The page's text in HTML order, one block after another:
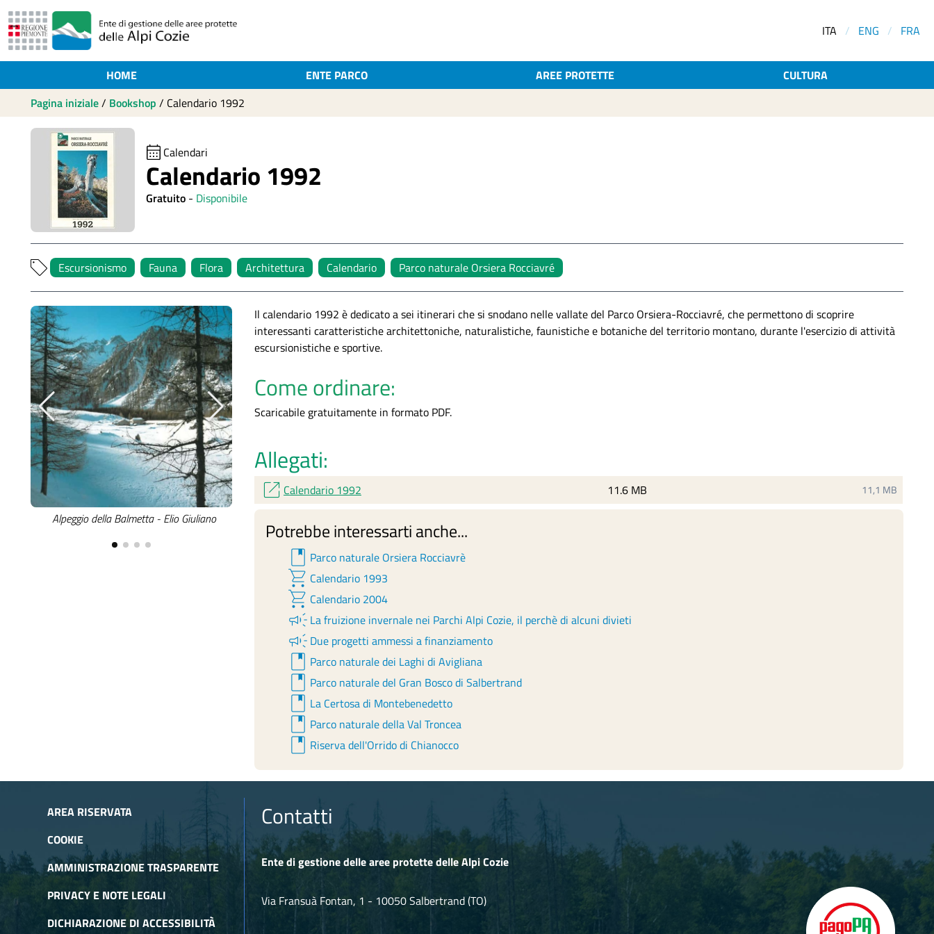
ITA / ENG / FRA
HOME ENTE PARCO AREE PROTETTE
CULTURA
Pagina iniziale/ Bookshop / Calendario 1992
Calendari
Calendario 1992
Gratuito - Disponibile
Escursionismo Fauna Flora Architettura Calendario Parco naturale Orsiera Rocciavré
Alpeggio della Balmetta - Elio Giuliano
Il calendario 1992 è dedicato a sei itinerari che si snodano nelle vallate del Parco Orsiera-Rocciavré, che permettono di scoprire
interessanti caratteristiche architettoniche, naturalistiche, faunistiche e botaniche del territorio montano, durante l'esercizio di attività
escursionistiche e sportive.
Come ordinare:
Scaricabile gratuitamente in formato PDF.
Allegati:
open_in_new Calendario 1992 11.6 MB 11,1 MB
Potrebbe interessarti anche...
book Parco naturale Orsiera Rocciavrè
shopping_cart Calendario 1993
shopping_cart Calendario 2004
campaign La fruizione invernale nei Parchi Alpi Cozie, il perchè di alcuni divieti
campaign Due progetti ammessi a finanziamento
book Parco naturale dei Laghi di Avigliana
book Parco naturale del Gran Bosco di Salbertrand
book La Certosa di Montebenedetto
book Parco naturale della Val Troncea
book Riserva dell'Orrido di Chianocco
AREA RISERVATA
COOKIE
AMMINISTRAZIONE TRASPARENTE
PRIVACY E NOTE LEGALI
DICHIARAZIONE DI ACCESSIBILITÀ
Contatti
Ente di gestione delle aree protette delle Alpi Cozie
Via Fransuà Fontan, 1 - 10050 Salbertrand (TO)